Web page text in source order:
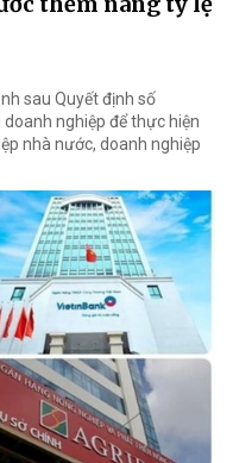
sau Quyết định số
nghiệp để thực hiện
nhà nước, doanh nghiệp